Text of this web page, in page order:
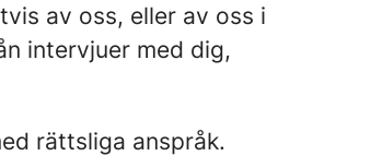
av oss, eller av oss i
intervjuer med dig,
rättsliga anspråk.